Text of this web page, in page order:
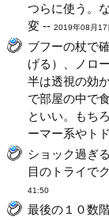
つらに使う。
変 --2019年08月17
ブフーの杖で
げる）、ノロ
半は透視の効
で部屋の中で
といい。もち
ーマー系やト
ショック過ぎ
目のトライで
41:50
最後の１０数